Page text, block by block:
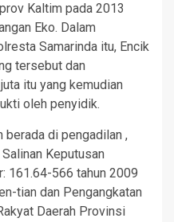
Kaltim pada 2013
Eko. Dalam
Samarinda itu, Encik
tersebut dan
itu yang kemudian
oleh penyidik.
berada di pengadilan ,
Keputusan
161.64-566 tahun 2009
tian dan Pengangkatan
Daerah Provinsi